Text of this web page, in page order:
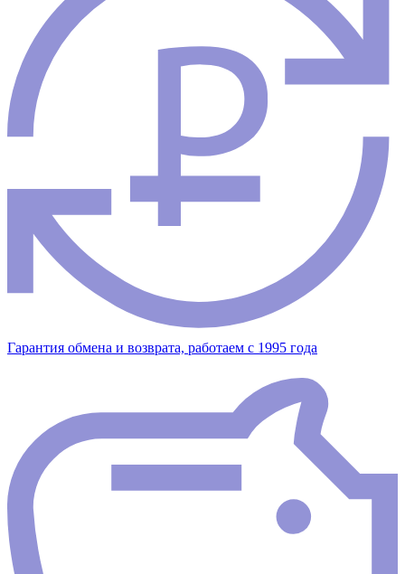
Гарантия обмена и возврата, работаем с 1995 года